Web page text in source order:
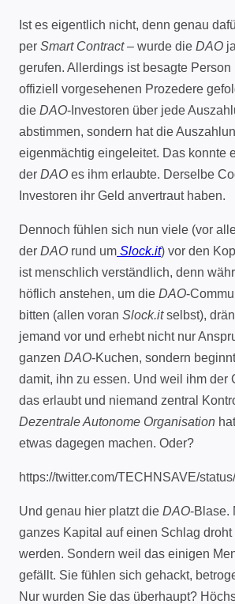
Ist es eigentlich nicht, denn genau
per Smart Contract– wurde die DAO
gerufen. Allerdings ist besagte Person
offiziell vorgesehenen Prozedere
die DAO-Investoren über jede
abstimmen, sondern hat die
eigenmächtig eingeleitet. Das konnte
der DAO es ihm erlaubte. Derselbe
Investoren ihr Geld anvertraut haben.
Dennoch fühlen sich nun viele (vor
der DAO rund um Slock.it) vor den
ist menschlich verständlich, denn
höflich anstehen, um die DAO-
bitten (allen voran Slock.itselbst),
jemand vor und erhebt nicht nur
ganzen DAO-Kuchen, sondern
damit, ihn zu essen. Und weil ihm der
das erlaubt und niemand zentral
Dezentrale Autonome Organisation
etwas dagegen machen. Oder?
https://twitter.com/TECHNSAVE/
Und genau hier platzt die DAO-Blase.
ganzes Kapital auf einen Schlag
werden. Sondern weil das einigen
gefällt. Sie fühlen sich gehackt,
Nur wurden Sie das überhaupt?